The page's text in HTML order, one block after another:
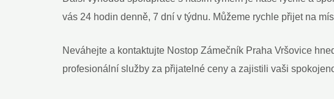
vás 24 hodin denně, 7 dní v týdnu. Můžeme rychle přijet na
Neváhejte a kontaktujte Nostop Zámečník Praha Vršovice
profesionální služby za přijatelné ceny a zajistili vaši